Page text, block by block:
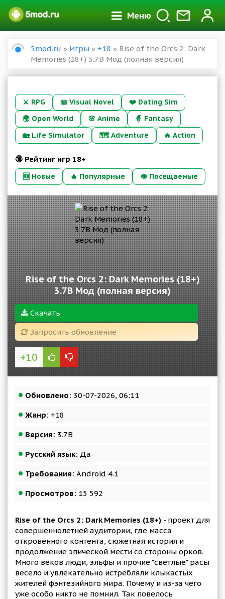
Меню
5mod.ru » Игры » +18 » Rise of the Orcs 2: Dark
Memories (18+) 3.7B Мод (полная версия)
⚔️ RPG 📖 Visual Novel ❤️ Dating Sim
🌍 Open World 🌸 Anime 🧙 Fantasy
🏡 Life Simulator 🗺️ Adventure 🔥 Action
🔞 Рейтинг игр 18+
🆕 Новые 🔥 Популярные 👁 Посещаемые
Rise of the Orcs 2: Dark Memories (18+)
3.7B Мод (полная версия)
Скачать
Запросить обновление
+10
Обновлено: 30-07-2026, 06:11
Жанр: +18
Версия: 3.7B
Русский язык: Да
Требования: Android 4.1
Просмотров: 15 592
Rise of the Orcs 2: Dark Memories (18+) - проект для
совершеннолетней аудитории, где масса
откровенного контента, сюжетная история и
продолжение эпической мести со стороны орков.
Много веков люди, эльфы и прочие "светлые" расы
весело и увлекательно истребляли клыкастых
жителей фэнтезийного мира. Почему и из-за чего
уже особо никто не помнил. Так повелось